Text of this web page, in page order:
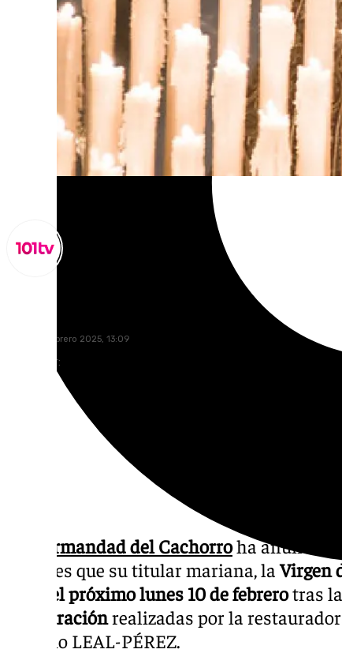
jueves, 6 febrero 2025, 13:09
Compartir:
Hermandad del Cachorroha
oficiales que su titular mariana, laVirgen
culto el próximo lunes 10 de febrerotras
restauración realizadas por la
Estudio LEAL-PÉREZ.